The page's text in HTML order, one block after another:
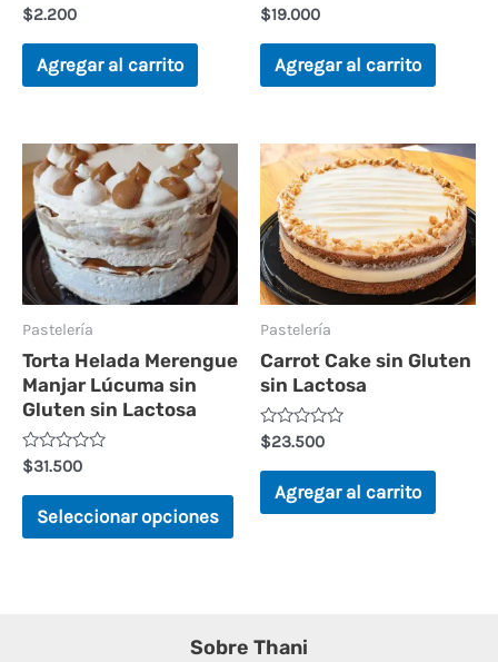
Valorado
en
0
$2.200
Agregar al carrito
Valorado
en
0
$19.000
Agregar al carrito
Pastelería
Torta Helada Merengue
Manjar Lúcuma sin
Gluten sin Lactosa
Valorado
en
0
de
$31.500
Seleccionar opciones
Este
producto
tiene
múltiples
variantes.
opciones
pueden
elegir
en
la
producto
Pastelería
Carrot Cake sin Gluten
sin Lactosa
Valorado
en
0
$23.500
Agregar al carrito
Sobre Thani